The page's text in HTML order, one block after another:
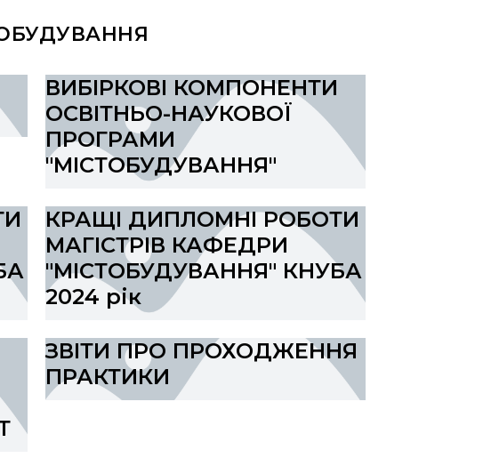
ВИБІРКОВІ КОМПОНЕНТИ
ОСВІТНЬО-НАУКОВОЇ
ПРОГРАМИ
"МІСТОБУДУВАННЯ"
КРАЩІ ДИПЛОМНІ РОБОТИ
МАГІСТРІВ КАФЕДРИ
"МІСТОБУДУВАННЯ" КНУБА
2024 рік
ЗВІТИ ПРО ПРОХОДЖЕННЯ
ПРАКТИКИ